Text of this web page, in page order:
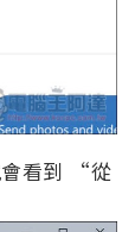
會看到 “從